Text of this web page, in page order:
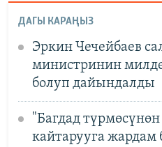
ДАГЫ КАРАҢЫЗ
Эркин Чечейбаев
министринин
болуп дайындалды
"Багдад
кайтарууга жардам